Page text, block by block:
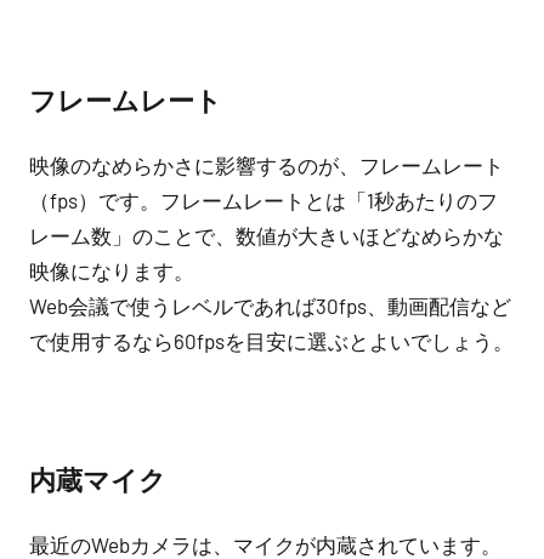
フレームレート
映像のなめらかさに影響するのが、フレームレート
（fps）です。フレームレートとは「1秒あたりのフ
レーム数」のことで、数値が大きいほどなめらかな
映像になります。
Web会議で使うレベルであれば30fps、動画配信など
で使用するなら60fpsを目安に選ぶとよいでしょう。
内蔵マイク
最近のWebカメラは、マイクが内蔵されています。